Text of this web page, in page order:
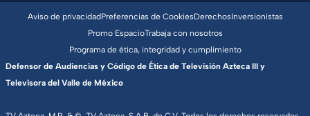
Aviso de privacidadPreferencias de CookiesDerechosInversionistas
Promo EspacioTrabaja con nosotros
Programa de ética, integridad y cumplimiento
Defensor de Audiencias y Código de Ética de Televisión Azteca III y
Televisora del Valle de México